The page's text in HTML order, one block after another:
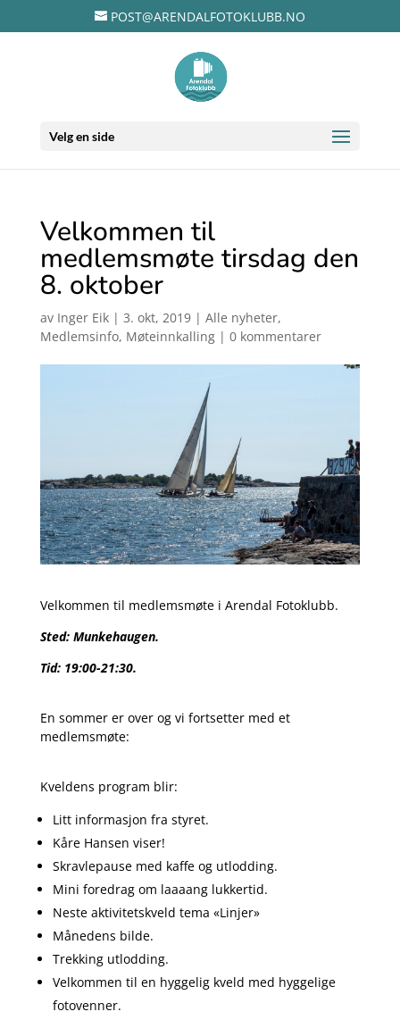
POST@ARENDALFOTOKLUBB.NO
Velg en side
Velkommen til
medlemsmøte tirsdag den
8. oktober
av Inger Eik| 3. okt, 2019| Alle nyheter,
Medlemsinfo, Møteinnkalling| 0 kommentarer
Velkommen til medlemsmøte i Arendal Fotoklubb.
Sted: Munkehaugen.
Tid: 19:00-21:30.
En sommer er over og vi fortsetter med et
medlemsmøte:
Kveldens program blir:
Litt informasjon fra styret.
Kåre Hansen viser!
Skravlepause med kaffe og utlodding.
Mini foredrag om laaaang lukkertid.
Neste aktivitetskveld tema «Linjer»
Månedens bilde.
Trekking utlodding.
Velkommen til en hyggelig kveld med hyggelige
fotovenner.